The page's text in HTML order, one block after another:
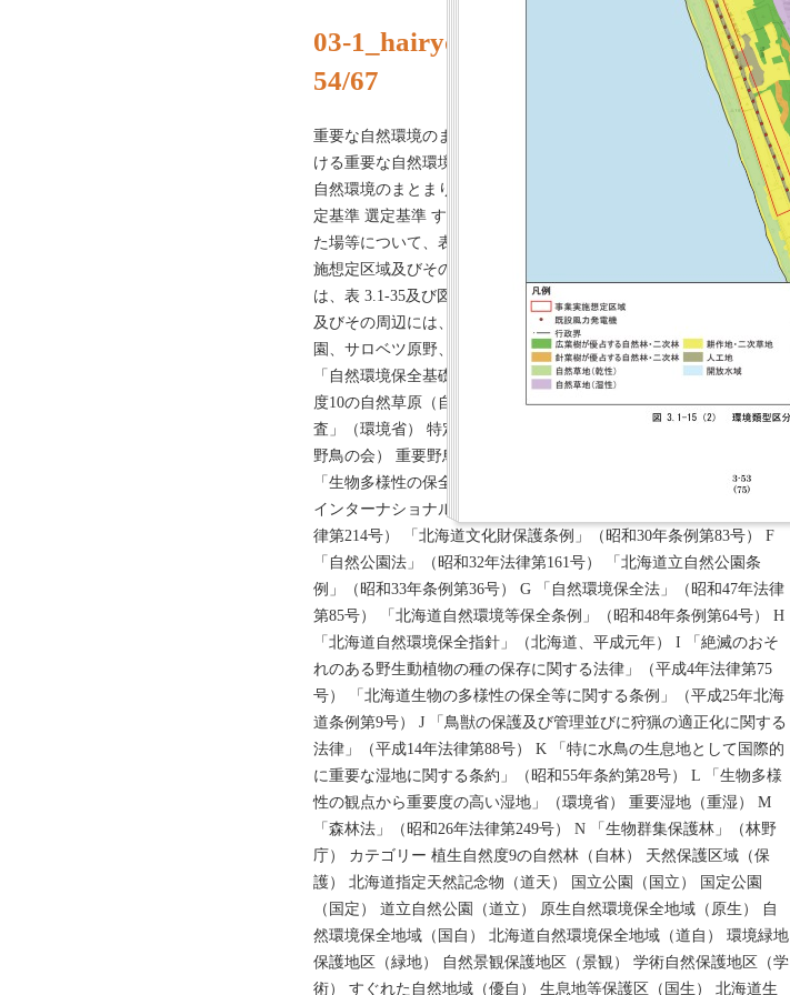
03-1_hairyosyo
54/67
重要な自然環境のまとまりの場 事業実施想定区域及びその周辺にお
ける重要な自然環境のまとまりの場は、環境影響を受けや場 重要な
自然環境のまとまりの 表 3.1-34 重要な自然環境のまとまりの場の選
定基準 選定基準 すい場や環境保全の観点から法令等により指定され
た場等について、表 3.1-34に示す基準に基づいて選定した。 事業実
施想定区域及びその周辺における重要な自然環境のまとまりの場
は、表 3.1-35及び図 3.1-16に示すとおりであり、事業実施想定区域
及びその周辺には、自然草原・自然林、利尻礼文サロベツ国立公
園、サロベツ原野、稚咲内海岸砂丘林、天塩川が分布している。 A
「自然環境保全基礎調査 植生調査（1/2.5万）」（環境省） 植生自然
度10の自然草原（自草） B 「自然環境保全基礎調査 特定植物群落調
査」（環境省） 特定植物群落（特植） C 「重要野鳥生息地」（日本
野鳥の会） 重要野鳥生息地（IBA） 生物多様性重要地域（KBA） D
「生物多様性の保全の鍵になる重要な地域」（コンサベーション・
インターナショナル・ジャパン） E 「文化財保護法」（昭和25年法
律第214号） 「北海道文化財保護条例」（昭和30年条例第83号） F
「自然公園法」（昭和32年法律第161号） 「北海道立自然公園条
例」（昭和33年条例第36号） G 「自然環境保全法」（昭和47年法律
第85号） 「北海道自然環境等保全条例」（昭和48年条例第64号） H
「北海道自然環境保全指針」（北海道、平成元年） I 「絶滅のおそ
れのある野生動植物の種の保存に関する法律」（平成4年法律第75
号） 「北海道生物の多様性の保全等に関する条例」（平成25年北海
道条例第9号） J 「鳥獣の保護及び管理並びに狩猟の適正化に関する
法律」（平成14年法律第88号） K 「特に水鳥の生息地として国際的
に重要な湿地に関する条約」（昭和55年条約第28号） L 「生物多様
性の観点から重要度の高い湿地」（環境省） 重要湿地（重湿） M
「森林法」（昭和26年法律第249号） N 「生物群集保護林」（林野
庁） カテゴリー 植生自然度9の自然林（自林） 天然保護区域（保
護） 北海道指定天然記念物（道天） 国立公園（国立） 国定公園
（国定） 道立自然公園（道立） 原生自然環境保全地域（原生） 自
然環境保全地域（国自） 北海道自然環境保全地域（道自） 環境緑地
保護地区（緑地） 自然景観保護地区（景観） 学術自然保護地区（学
術） すぐれた自然地域（優自） 生息地等保護区（国生） 北海道生